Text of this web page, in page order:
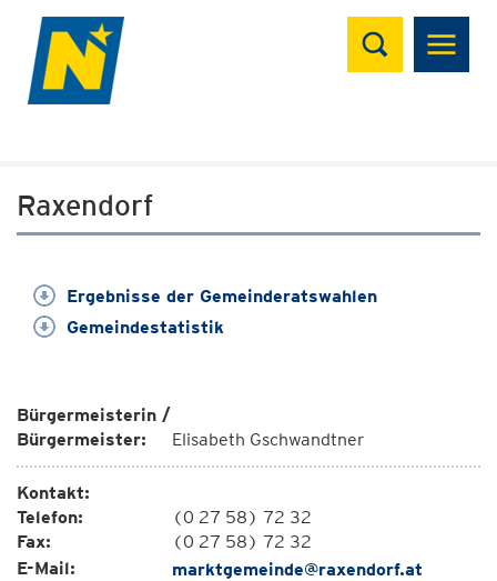
Suchen
Raxendorf
Ergebnisse der Gemeinderatswahlen
Gemeindestatistik
Bürgermeisterin /
Bürgermeister:
Elisabeth Gschwandtner
Kontakt:
Telefon:
(0 27 58) 72 32
Fax:
(0 27 58) 72 32
E-Mail:
marktgemeinde@raxendorf.at